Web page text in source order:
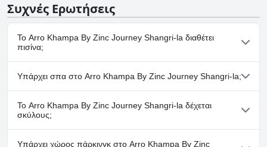
Συχνές Ερωτήσεις
Το Arro Khampa By Zinc Journey Shangri-la διαθέτει
πισίνα;
Όχι, το Arro Khampa By Zinc Journey Shangri-la δεν διαθέτει
πισίνα.
Υπάρχει σπα στο Arro Khampa By Zinc Journey Shangri-la;
Όχι, το Arro Khampa By Zinc Journey Shangri-la δεν διαθέτει
σπα.
Το Arro Khampa By Zinc Journey Shangri-la δέχεται
σκύλους;
Όχι, το Arro Khampa By Zinc Journey Shangri-la δεν δέχεται
Υπάρχει χώρος πάρκινγκ στο Arro Khampa By Zinc